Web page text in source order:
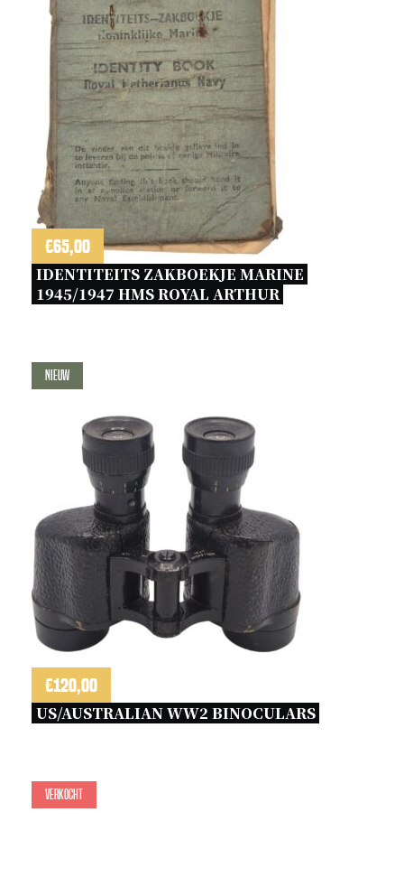
€65,00
IDENTITEITS ZAKBOEKJE MARINE
1945/1947 HMS ROYAL ARTHUR
Nieuw
€120,00
US/AUSTRALIAN WW2 BINOCULARS
Verkocht